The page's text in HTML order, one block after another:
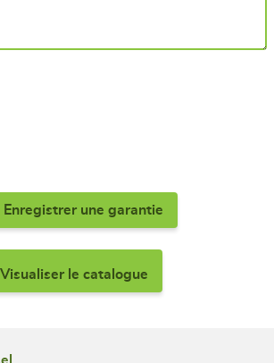
Enregistrer une garantie
Visualiser le catalogue